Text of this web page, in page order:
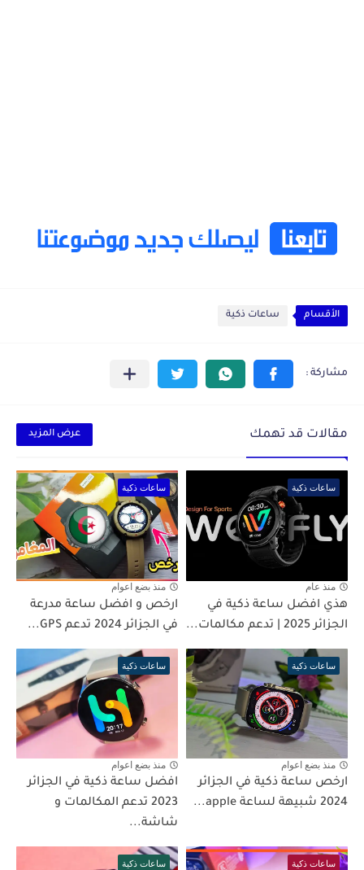
الأقسام ساعات ذكية
مقالات قد تهمك عرض المزيد
ساعات ذكية
منذ عام
هذي افضل ساعة ذكية في
الجزائر 2025 | تدعم مكالمات...
ساعات ذكية
منذ بضع اعوام
ارخص و افضل ساعة مدرعة
في الجزائر 2024 تدعم GPS...
ساعات ذكية
منذ بضع اعوام
ارخص ساعة ذكية في الجزائر
2024 شبيهة لساعة apple...
ساعات ذكية
منذ بضع اعوام
افضل ساعة ذكية في الجزائر
2023 تدعم المكالمات و
شاشة...
ساعات ذكية ساعات ذكية